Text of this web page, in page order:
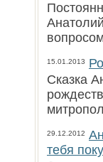
15.01.2013
Сказка
29.12.2012
тебя